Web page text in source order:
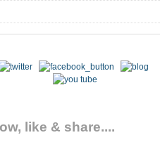
like & share....